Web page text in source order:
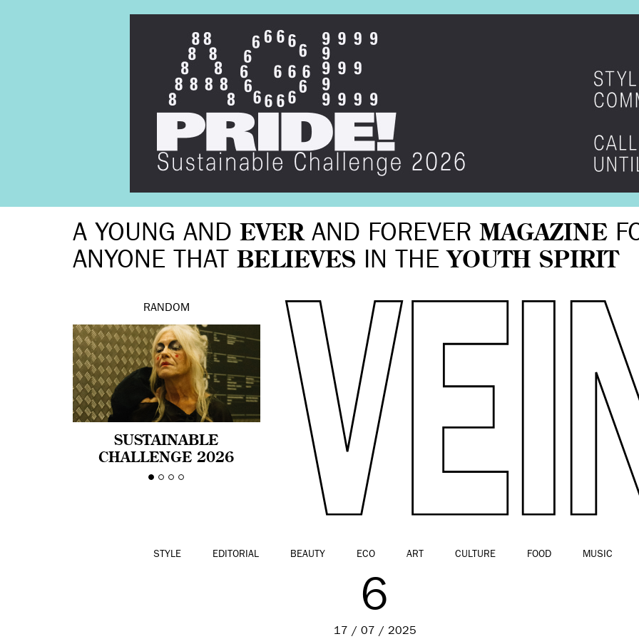
A YOUNG AND EVERAND FOREVER MAGAZINE
ANYONE THAT BELIEVES IN THE YOUTH SPIRIT
RANDOM
SUSTAINABLE
CHALLENGE 2026
CELEBRA LA
STYLE EDITORIAL BEAUTY ECO ART CULTURE FOOD MUSIC
6
17 / 07 / 2025